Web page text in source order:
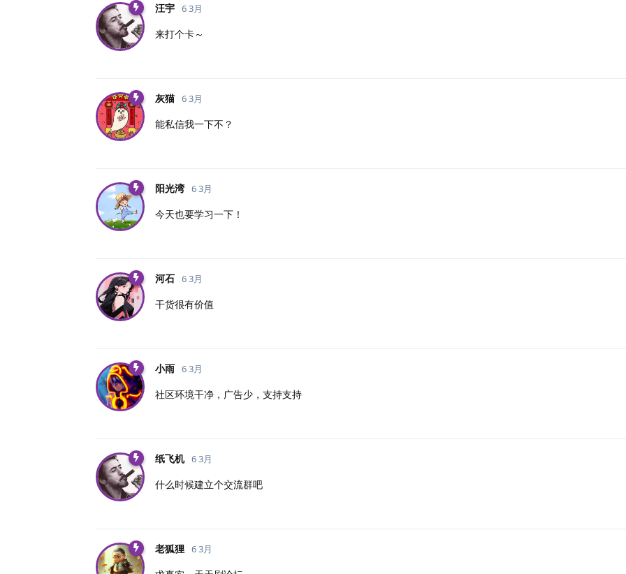
汪宇 6 3月
来打个卡～
灰猫 6 3月
能私信我一下不？
阳光湾 6 3月
今天也要学习一下！
河石 6 3月
干货很有价值
小雨 6 3月
社区环境干净，广告少，支持支持
纸飞机 6 3月
什么时候建立个交流群吧
老狐狸 6 3月